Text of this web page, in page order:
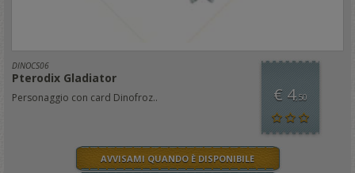
DINOCS06
Pterodix Gladiator
Personaggio con card Dinofroz.. € 4,50
AVVISAMI QUANDO È DISPONIBILE